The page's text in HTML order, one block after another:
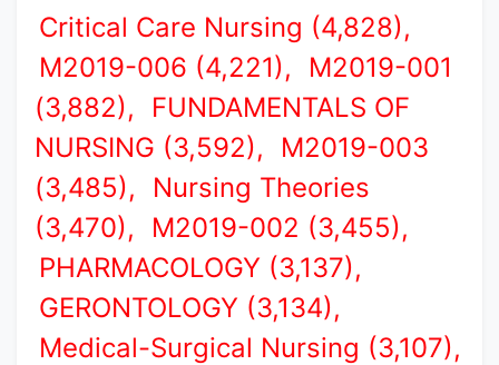
Critical Care Nursing (4,828),
M2019-006 (4,221),
M2019-001
(3,882),
FUNDAMENTALS OF
NURSING (3,592),
M2019-003
(3,485),
Nursing Theories
(3,470),
M2019-002 (3,455),
PHARMACOLOGY (3,137),
GERONTOLOGY (3,134),
Medical-Surgical Nursing (3,107),